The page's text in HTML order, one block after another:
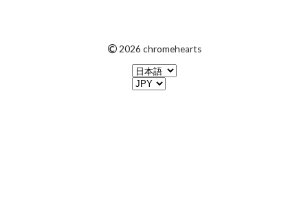
© 2026 chromehearts